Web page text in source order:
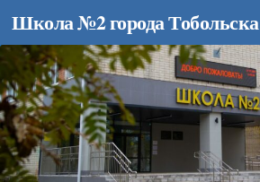
Перейти к содержимому
Школа №2 города Тобольска